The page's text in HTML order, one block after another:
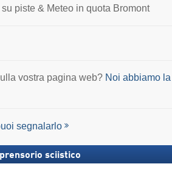
piste & Meteo in quota Bromont
vostra pagina web? Noi abbiamo la
segnalarlo
sciistico